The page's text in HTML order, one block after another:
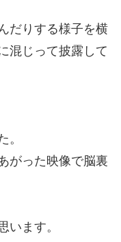
だりする様子を横
混じって披露して
。
がった映像で脳裏
います。